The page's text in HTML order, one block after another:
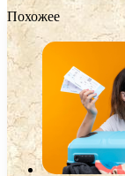
Похожее